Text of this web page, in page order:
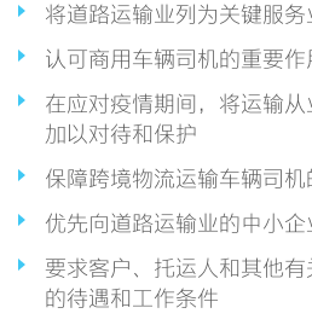
将道路运输业列为关键服务
认可商用车辆司机的重要作
在应对疫情期间，将运输
加以对待和保护
保障跨境物流运输车辆司
优先向道路运输业的中小
要求客户、托运人和其他
的待遇和工作条件